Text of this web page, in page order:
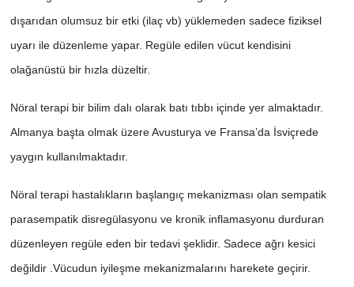
dışarıdan olumsuz bir etki (ilaç vb) yüklemeden sadece fiziksel
uyarı ile düzenleme yapar. Regüle edilen vücut kendisini
olağanüstü bir hızla düzeltir.
Nöral terapi bir bilim dalı olarak batı tıbbı içinde yer almaktadır.
Almanya başta olmak üzere Avusturya ve Fransa’da İsviçrede
yaygın kullanılmaktadır.
Nöral terapi hastalıkların başlangıç mekanizması olan sempatik
parasempatik disregülasyonu ve kronik inflamasyonu durduran
düzenleyen regüle eden bir tedavi şeklidir. Sadece ağrı kesici
değildir .Vücudun iyileşme mekanizmalarını harekete geçirir.